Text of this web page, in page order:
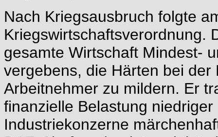
Nach Kriegsausbruch folgte
Kriegswirtschaftsverordnung.
gesamte Wirtschaft Mindest-
vergebens, die Härten bei
Arbeitnehmer zu mildern. Er
finanzielle Belastung
Industriekonzerne